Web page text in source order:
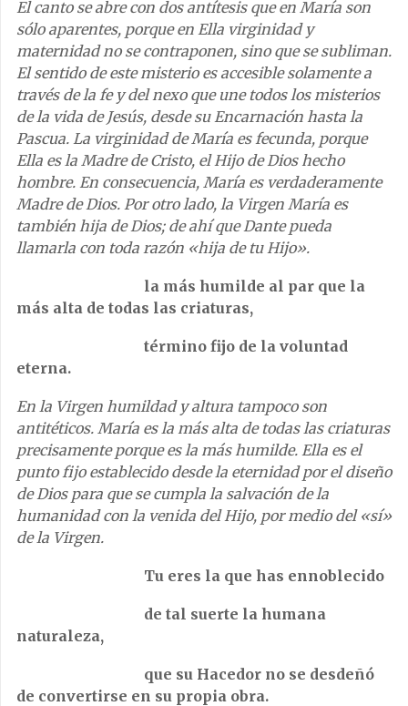
El canto se abre con dos antítesis que en María son
sólo aparentes, porque en Ella virginidad y
maternidad no se contraponen, sino que se subliman.
El sentido de este misterio es accesible solamente a
través de la fe y del nexo que une todos los misterios
de la vida de Jesús, desde su Encarnación hasta la
Pascua. La virginidad de María es fecunda, porque
Ella es la Madre de Cristo, el Hijo de Dios hecho
hombre. En consecuencia, María es verdaderamente
Madre de Dios. Por otro lado, la Virgen María es
también hija de Dios; de ahí que Dante pueda
llamarla con toda razón «hija de tu Hijo».
la más humilde al par que la
más alta de todas las criaturas,
término fijo de la voluntad
eterna.
En la Virgen humildad y altura tampoco son
antitéticos. María es la más alta de todas las criaturas
precisamente porque es la más humilde. Ella es el
punto fijo establecido desde la eternidad por el diseño
de Dios para que se cumpla la salvación de la
humanidad con la venida del Hijo, por medio del «sí»
de la Virgen.
Tu eres la que has ennoblecido
de tal suerte la humana
naturaleza,
que su Hacedor no se desdeñó
de convertirse en su propia obra.